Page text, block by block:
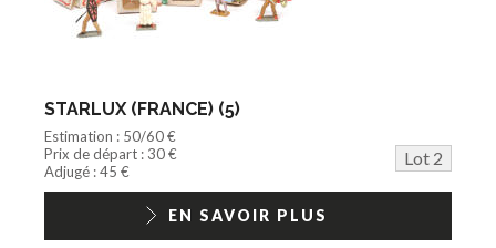
STARLUX (FRANCE) (5)
Estimation : 50/60 €
Prix de départ : 30 €
Lot 2
Adjugé : 45 €
EN SAVOIR PLUS